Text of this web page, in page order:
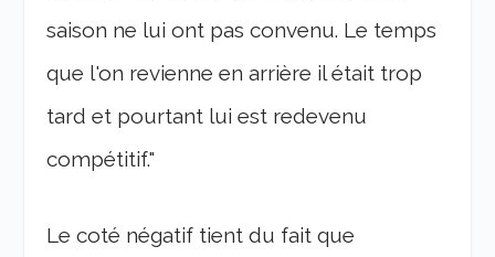
saison ne lui ont pas convenu. Le temps
que l'on revienne en arrière il était trop
tard et pourtant lui est redevenu
compétitif."
Le coté négatif tient du fait que